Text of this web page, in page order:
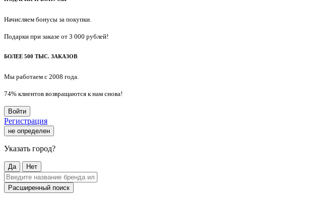
Начисляем бонусы за покупки.
Подарки при заказе от 3 000 рублей!
БОЛЕЕ 500 ТЫС. ЗАКАЗОВ
Мы работаем с 2008 года.
74% клиентов возвращаются к нам снова!
Войти
Регистрация
не определен
Указать город?
Да Нет
Расширенный поиск